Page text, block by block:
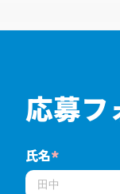
応募フ
氏名*